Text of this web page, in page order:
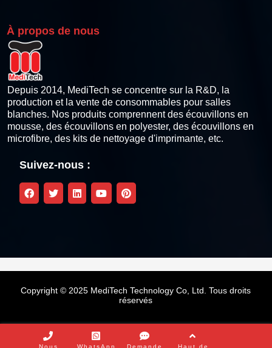
Lingettes de nettoyage pour imprimantes thermiques
Stylo de nettoyage de la tête d'impression thermique
Kits de nettoyage pour imprimantes à cartes
Kit de nettoyage compatible Evolis
Kit de nettoyage pour imprimantes à retransfert
Autres kits de nettoyage
À propos de nous
Depuis 2014, MediTech se concentre sur la R&D, la
production et la vente de consommables pour salles
blanches. Nos produits comprennent des écouvillons en
mousse, des écouvillons en polyester, des écouvillons en
microfibre, des kits de nettoyage d'imprimante, etc.
Suivez-nous :
Copyright © 2025 MediTech Technology Co, Ltd. Tous droits
réservés
Nous WhatsApp Demande Haut de